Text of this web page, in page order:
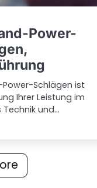
Power-
Schlägen ist
Ihrer Leistung im
Technik und…